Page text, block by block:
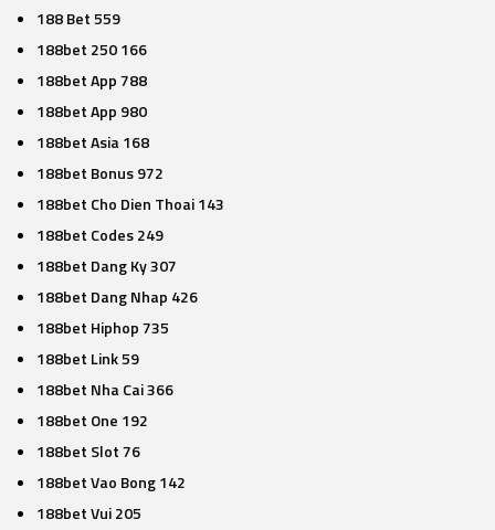
188 Bet 559
188bet 250 166
188bet App 788
188bet App 980
188bet Asia 168
188bet Bonus 972
188bet Cho Dien Thoai 143
188bet Codes 249
188bet Dang Ky 307
188bet Dang Nhap 426
188bet Hiphop 735
188bet Link 59
188bet Nha Cai 366
188bet One 192
188bet Slot 76
188bet Vao Bong 142
188bet Vui 205